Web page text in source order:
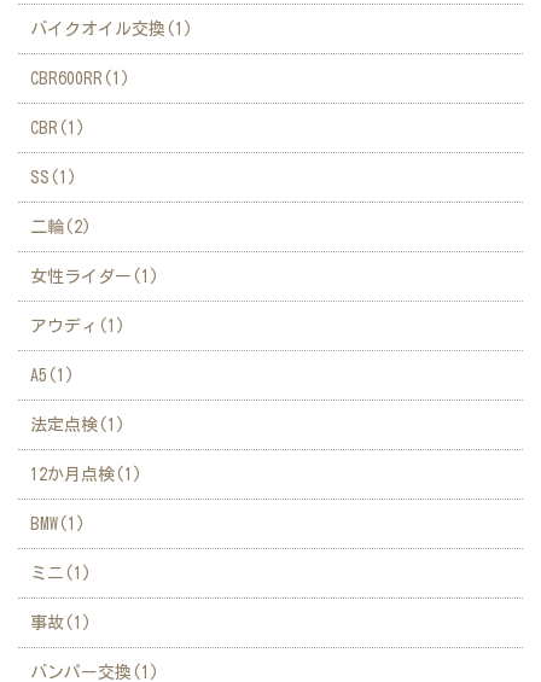
バイクオイル交換(1)
CBR600RR(1)
CBR(1)
SS(1)
二輪(2)
女性ライダー(1)
アウディ(1)
A5(1)
法定点検(1)
12か月点検(1)
BMW(1)
ミニ(1)
事故(1)
バンパー交換(1)